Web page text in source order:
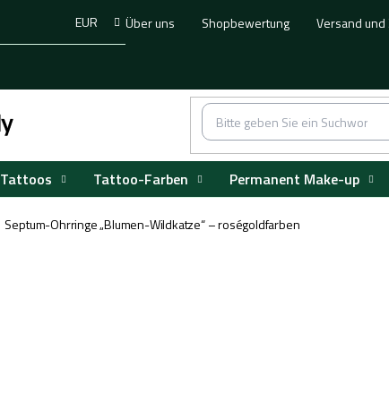
Über uns Shopbewertung Versand
EUR
Tattoos Tattoo-Farben Permanent Make-up
Septum-Ohrringe „Blumen-Wildkatze“ – roségoldfarben